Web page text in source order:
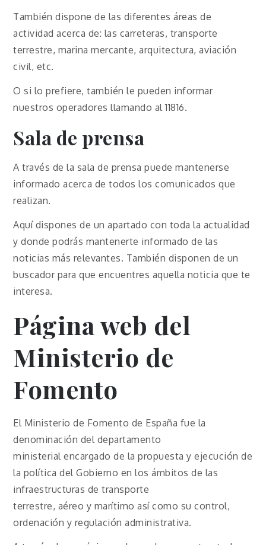
También dispone de las diferentes áreas de
actividad acerca de: las carreteras, transporte
terrestre, marina mercante, arquitectura, aviación
civil, etc.
O si lo prefiere, también le pueden informar
nuestros operadores llamando al 11816.
Sala de prensa
A través de la sala de prensa puede mantenerse
informado acerca de todos los comunicados que
realizan.
Aquí dispones de un apartado con toda la actualidad
y donde podrás mantenerte informado de las
noticias más relevantes. También disponen de un
buscador para que encuentres aquella noticia que te
interesa.
Página web del
Ministerio de
Fomento
El Ministerio de Fomento de España fue la
denominación del departamento
ministerial encargado de la propuesta y ejecución de
la política del Gobierno en los ámbitos de las
infraestructuras de transporte
terrestre, aéreo y marítimo así como su control,
ordenación y regulación administrativa.